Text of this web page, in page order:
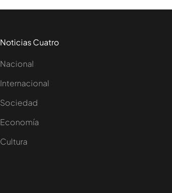
Noticias Cuatro
Nacional
Internacional
Sociedad
Economía
Cultura